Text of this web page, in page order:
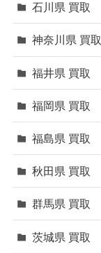
石川県 買取
神奈川県 買取
福井県 買取
福岡県 買取
福島県 買取
秋田県 買取
群馬県 買取
茨城県 買取